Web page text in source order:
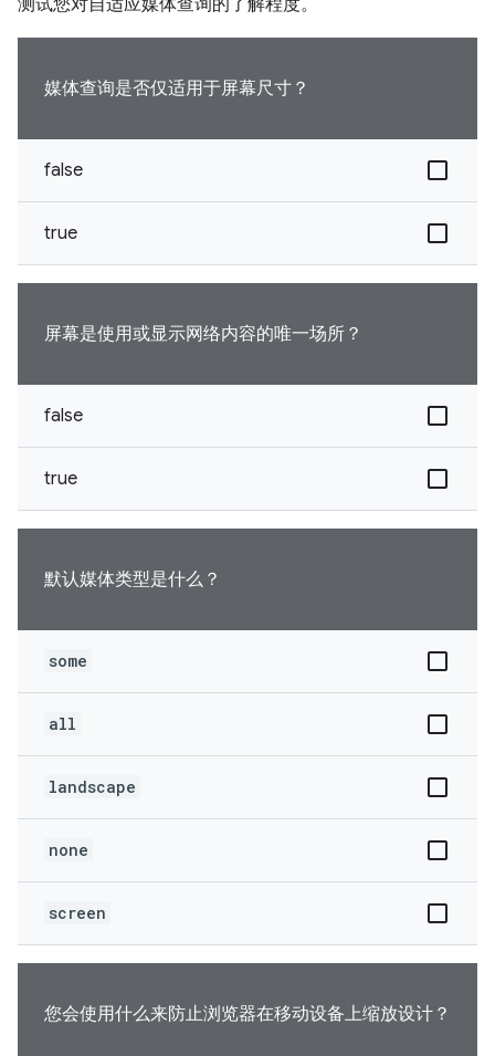
媒体查询是否仅适用于屏幕尺寸？
false
true
屏幕是使用或显示网络内容的唯一场所？
false
true
默认媒体类型是什么？
some
all
landscape
none
screen
您会使用什么来防止浏览器在移动设备上缩放设计？